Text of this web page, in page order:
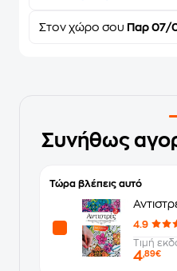
Στον χώρο σου Παρ 07/
Συνήθως
Τώρα βλέπεις αυτό
4.9
Τιμή
4,89€